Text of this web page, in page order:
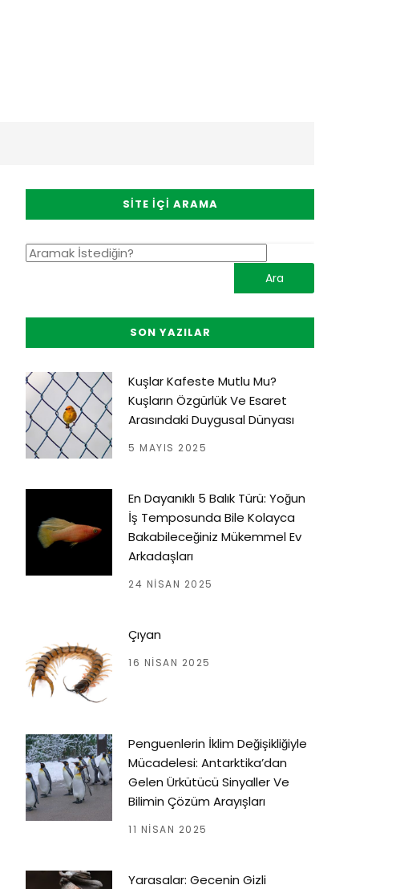
SITE İÇI ARAMA
SON YAZILAR
Kuşlar Kafeste Mutlu Mu?
Kuşların Özgürlük Ve Esaret
Arasındaki Duygusal Dünyası
5 MAYIS 2025
En Dayanıklı 5 Balık Türü: Yoğun
İş Temposunda Bile Kolayca
Bakabileceğiniz Mükemmel Ev
Arkadaşları
24 NISAN 2025
Çıyan
16 NISAN 2025
Penguenlerin İklim Değişikliğiyle
Mücadelesi: Antarktika’dan
Gelen Ürkütücü Sinyaller Ve
Bilimin Çözüm Arayışları
11 NISAN 2025
Yarasalar: Gecenin Gizli